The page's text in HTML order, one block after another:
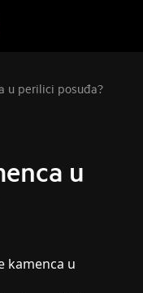
u perilici posuđa?
u
kamenca u